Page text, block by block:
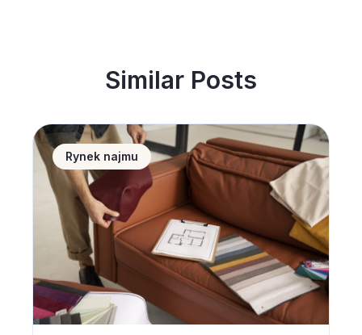
Similar Posts
Home staging &#8211; 10 porad jak urządzić
Rynek najmu